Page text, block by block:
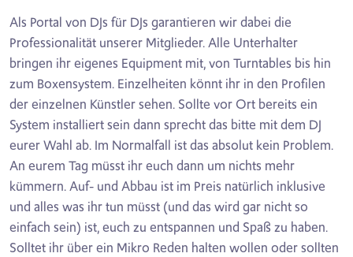
Als Portal von DJs für DJs garantieren wir dabei die
Professionalität unserer Mitglieder. Alle Unterhalter
bringen ihr eigenes Equipment mit, von Turntables bis hin
zum Boxensystem. Einzelheiten könnt ihr in den Profilen
der einzelnen Künstler sehen. Sollte vor Ort bereits ein
System installiert sein dann sprecht das bitte mit dem DJ
eurer Wahl ab. Im Normalfall ist das absolut kein Problem.
An eurem Tag müsst ihr euch dann um nichts mehr
kümmern. Auf- und Abbau ist im Preis natürlich inklusive
und alles was ihr tun müsst (und das wird gar nicht so
einfach sein) ist, euch zu entspannen und Spaß zu haben.
Solltet ihr über ein Mikro Reden halten wollen oder sollten